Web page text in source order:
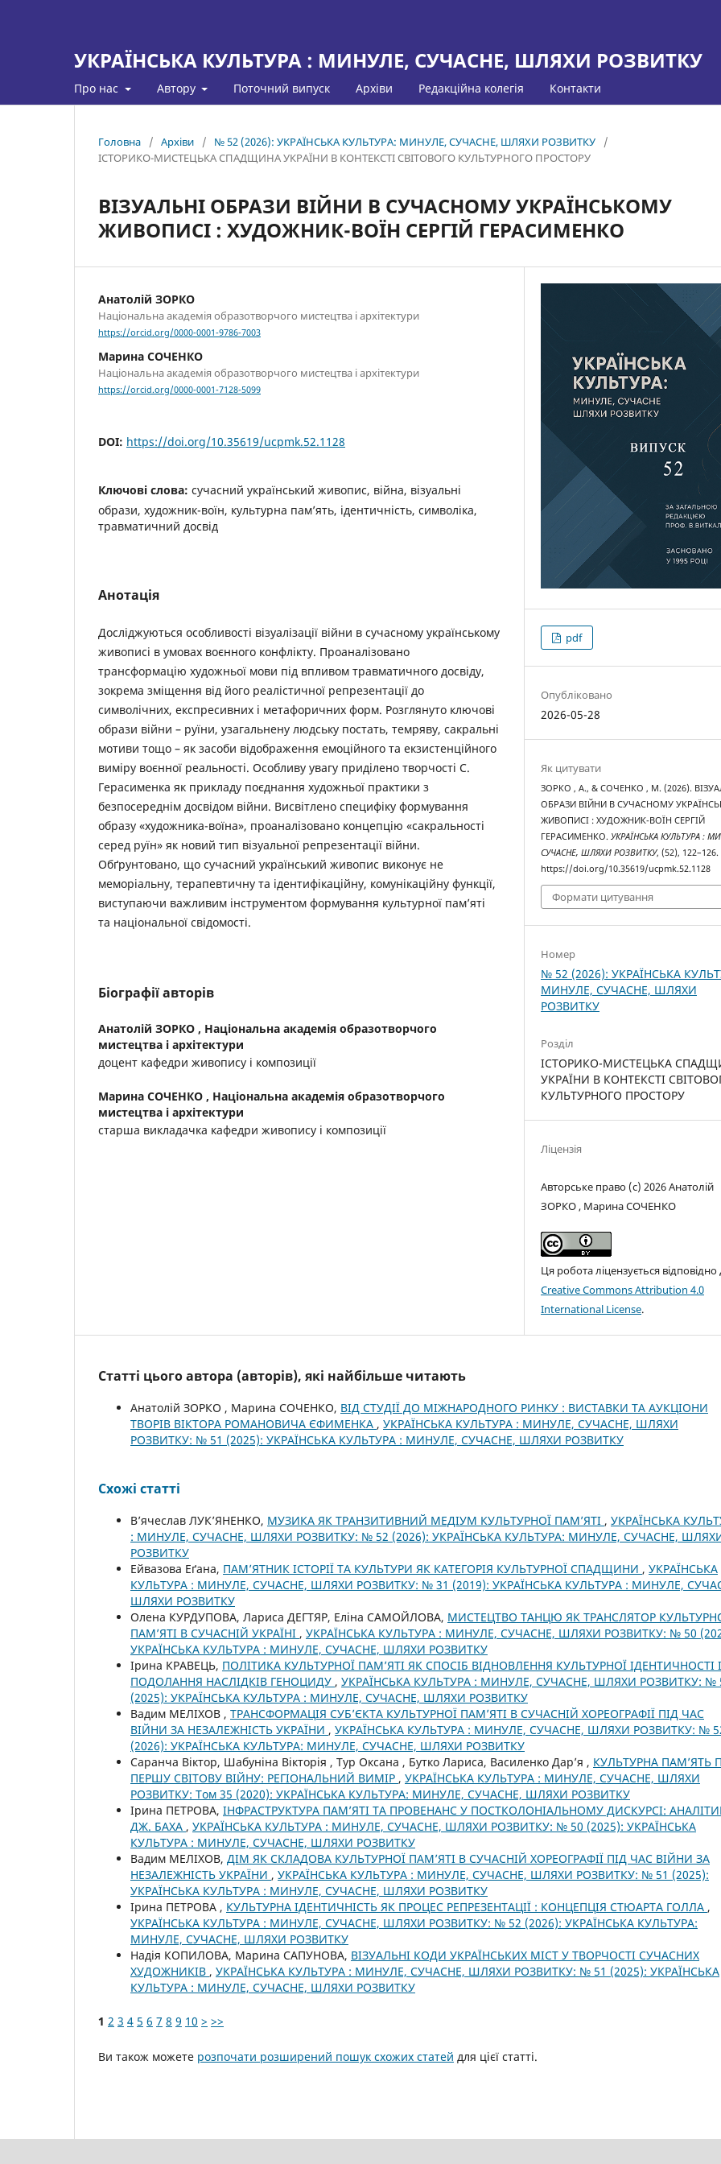
УКРАЇНСЬКА КУЛЬТУРА : МИНУЛЕ, СУЧАСНЕ, ШЛЯХИ РОЗВИТКУ
Про нас Автору Поточний випуск Архіви Редакційна колегія Контакти
Головна / Архіви / № 52 (2026): УКРАЇНСЬКА КУЛЬТУРА: МИНУЛЕ, СУЧАСНЕ, ШЛЯХИ РОЗВИТКУ
/
ІСТОРИКО-МИСТЕЦЬКА СПАДЩИНА УКРАЇНИ В КОНТЕКСТІ СВІТОВОГО КУЛЬТУРНОГО ПРОСТОРУ
ВІЗУАЛЬНІ ОБРАЗИ ВІЙНИ В СУЧАСНОМУ УКРАЇНСЬКОМУ
ЖИВОПИСІ : ХУДОЖНИК-ВОЇН СЕРГІЙ ГЕРАСИМЕНКО
Анатолій ЗОРКО
Національна академія образотворчого мистецтва і архітектури
https://orcid.org/0000-0001-9786-7003
Марина СОЧЕНКО
Національна академія образотворчого мистецтва і архітектури
https://orcid.org/0000-0001-7128-5099
DOI: https://doi.org/10.35619/ucpmk.52.1128
Ключові слова: сучасний український живопис, війна, візуальні
образи, художник-воїн, культурна пам’ять, ідентичність, символіка,
травматичний досвід
Анотація
Досліджуються особливості візуалізації війни в сучасному українському
живописі в умовах воєнного конфлікту. Проаналізовано
трансформацію художньої мови під впливом травматичного досвіду,
зокрема зміщення від його реалістичної репрезентації до
символічних, експресивних і метафоричних форм. Розглянуто ключові
образи війни – руїни, узагальнену людську постать, темряву, сакральні
мотиви тощо – як засоби відображення емоційного та екзистенційного
виміру воєнної реальності. Особливу увагу приділено творчості С.
Герасименка як прикладу поєднання художньої практики з
безпосереднім досвідом війни. Висвітлено специфіку формування
образу «художника-воїна», проаналізовано концепцію «сакральності
серед руїн» як новий тип візуальної репрезентації війни.
Обґрунтовано, що сучасний український живопис виконує не
меморіальну, терапевтичну та ідентифікаційну, комунікаційну функції,
виступаючи важливим інструментом формування культурної пам’яті
та національної свідомості.
Біографії авторів
Анатолій ЗОРКО , Національна академія образотворчого
мистецтва і архітектури
доцент кафедри живопису і композиції
Марина СОЧЕНКО , Національна академія образотворчого
мистецтва і архітектури
старша викладачка кафедри живопису і композиції
pdf
Опубліковано
2026-05-28
Як цитувати
ЗОРКО , А., & СОЧЕНКО , М. (2026).
ОБРАЗИ ВІЙНИ В СУЧАСНОМУ
ЖИВОПИСІ : ХУДОЖНИК-ВОЇН СЕРГІЙ
ГЕРАСИМЕНКО.УКРАЇНСЬКА КУЛЬТУРА :
СУЧАСНЕ, ШЛЯХИ РОЗВИТКУ, (52), 122–126.
https://doi.org/10.35619/ucpmk.52.1128
Формати цитування
Номер
№ 52 (2026): УКРАЇНСЬКА
МИНУЛЕ, СУЧАСНЕ, ШЛЯХИ
РОЗВИТКУ
Розділ
ІСТОРИКО-МИСТЕЦЬКА
УКРАЇНИ В КОНТЕКСТІ
КУЛЬТУРНОГО ПРОСТОРУ
Ліцензія
Авторське право (c) 2026 Анатолій
ЗОРКО , Марина СОЧЕНКО
Ця робота ліцензується відповідно
Creative Commons Attribution 4.0
International License.
Статті цього автора (авторів), які найбільше читають
Анатолій ЗОРКО , Марина СОЧЕНКО, ВІД СТУДІЇ ДО МІЖНАРОДНОГО РИНКУ : ВИСТАВКИ ТА АУКЦІОНИ
ТВОРІВ ВІКТОРА РОМАНОВИЧА ЄФИМЕНКА , УКРАЇНСЬКА КУЛЬТУРА : МИНУЛЕ, СУЧАСНЕ, ШЛЯХИ
РОЗВИТКУ: № 51 (2025): УКРАЇНСЬКА КУЛЬТУРА : МИНУЛЕ, СУЧАСНЕ, ШЛЯХИ РОЗВИТКУ
Схожі статті
В’ячеслав ЛУК’ЯНЕНКО, МУЗИКА ЯК ТРАНЗИТИВНИЙ МЕДІУМ КУЛЬТУРНОЇ ПАМ’ЯТІ , УКРАЇНСЬКА
: МИНУЛЕ, СУЧАСНЕ, ШЛЯХИ РОЗВИТКУ: № 52 (2026): УКРАЇНСЬКА КУЛЬТУРА: МИНУЛЕ, СУЧАСНЕ,
РОЗВИТКУ
Ейвазова Еґана, ПАМ’ЯТНИК ІСТОРІЇ ТА КУЛЬТУРИ ЯК КАТЕГОРІЯ КУЛЬТУРНОЇ СПАДЩИНИ , УКРАЇНСЬКА
КУЛЬТУРА : МИНУЛЕ, СУЧАСНЕ, ШЛЯХИ РОЗВИТКУ: № 31 (2019): УКРАЇНСЬКА КУЛЬТУРА : МИНУЛЕ,
ШЛЯХИ РОЗВИТКУ
Олена КУРДУПОВА, Лариса ДЕГТЯР, Еліна САМОЙЛОВА, МИСТЕЦТВО ТАНЦЮ ЯК ТРАНСЛЯТОР
ПАМ’ЯТІ В СУЧАСНІЙ УКРАЇНІ , УКРАЇНСЬКА КУЛЬТУРА : МИНУЛЕ, СУЧАСНЕ, ШЛЯХИ РОЗВИТКУ: № 50
УКРАЇНСЬКА КУЛЬТУРА : МИНУЛЕ, СУЧАСНЕ, ШЛЯХИ РОЗВИТКУ
Ірина КРАВЕЦЬ, ПОЛІТИКА КУЛЬТУРНОЇ ПАМ’ЯТІ ЯК СПОСІБ ВІДНОВЛЕННЯ КУЛЬТУРНОЇ ІДЕНТИЧНОСТІ І
ПОДОЛАННЯ НАСЛІДКІВ ГЕНОЦИДУ , УКРАЇНСЬКА КУЛЬТУРА : МИНУЛЕ, СУЧАСНЕ, ШЛЯХИ РОЗВИТКУ: №
(2025): УКРАЇНСЬКА КУЛЬТУРА : МИНУЛЕ, СУЧАСНЕ, ШЛЯХИ РОЗВИТКУ
Вадим МЕЛІХОВ , ТРАНСФОРМАЦІЯ СУБ’ЄКТА КУЛЬТУРНОЇ ПАМ’ЯТІ В СУЧАСНІЙ ХОРЕОГРАФІЇ ПІД ЧАС
ВІЙНИ ЗА НЕЗАЛЕЖНІСТЬ УКРАЇНИ , УКРАЇНСЬКА КУЛЬТУРА : МИНУЛЕ, СУЧАСНЕ, ШЛЯХИ РОЗВИТКУ: №
(2026): УКРАЇНСЬКА КУЛЬТУРА: МИНУЛЕ, СУЧАСНЕ, ШЛЯХИ РОЗВИТКУ
Саранча Віктор, Шабуніна Вікторія , Тур Оксана , Бутко Лариса, Василенко Дар’я , КУЛЬТУРНА ПАМ’ЯТЬ
ПЕРШУ СВІТОВУ ВІЙНУ: РЕГІОНАЛЬНИЙ ВИМІР , УКРАЇНСЬКА КУЛЬТУРА : МИНУЛЕ, СУЧАСНЕ, ШЛЯХИ
РОЗВИТКУ: Том 35 (2020): УКРАЇНСЬКА КУЛЬТУРА: МИНУЛЕ, СУЧАСНЕ, ШЛЯХИ РОЗВИТКУ
Ірина ПЕТРОВА, ІНФРАСТРУКТУРА ПАМ’ЯТІ ТА ПРОВЕНАНС У ПОСТКОЛОНІАЛЬНОМУ ДИСКУРСІ:
ДЖ. БАХА , УКРАЇНСЬКА КУЛЬТУРА : МИНУЛЕ, СУЧАСНЕ, ШЛЯХИ РОЗВИТКУ: № 50 (2025): УКРАЇНСЬКА
КУЛЬТУРА : МИНУЛЕ, СУЧАСНЕ, ШЛЯХИ РОЗВИТКУ
Вадим МЕЛІХОВ, ДІМ ЯК СКЛАДОВА КУЛЬТУРНОЇ ПАМ’ЯТІ В СУЧАСНІЙ ХОРЕОГРАФІЇ ПІД ЧАС ВІЙНИ ЗА
НЕЗАЛЕЖНІСТЬ УКРАЇНИ , УКРАЇНСЬКА КУЛЬТУРА : МИНУЛЕ, СУЧАСНЕ, ШЛЯХИ РОЗВИТКУ: № 51 (2025):
УКРАЇНСЬКА КУЛЬТУРА : МИНУЛЕ, СУЧАСНЕ, ШЛЯХИ РОЗВИТКУ
Ірина ПЕТРОВА , КУЛЬТУРНА ІДЕНТИЧНІСТЬ ЯК ПРОЦЕС РЕПРЕЗЕНТАЦІЇ : КОНЦЕПЦІЯ СТЮАРТА ГОЛЛА ,
УКРАЇНСЬКА КУЛЬТУРА : МИНУЛЕ, СУЧАСНЕ, ШЛЯХИ РОЗВИТКУ: № 52 (2026): УКРАЇНСЬКА КУЛЬТУРА:
МИНУЛЕ, СУЧАСНЕ, ШЛЯХИ РОЗВИТКУ
Надія КОПИЛОВА, Марина САПУНОВА, ВІЗУАЛЬНІ КОДИ УКРАЇНСЬКИХ МІСТ У ТВОРЧОСТІ СУЧАСНИХ
ХУДОЖНИКІВ , УКРАЇНСЬКА КУЛЬТУРА : МИНУЛЕ, СУЧАСНЕ, ШЛЯХИ РОЗВИТКУ: № 51 (2025): УКРАЇНСЬКА
КУЛЬТУРА : МИНУЛЕ, СУЧАСНЕ, ШЛЯХИ РОЗВИТКУ
1 2 3 4 5 6 7 8 9 10 > >>
Ви також можете розпочати розширений пошук схожих статей для цієї статті.